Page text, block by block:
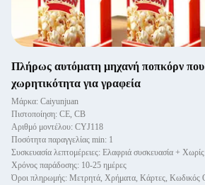
Πλήρως αυτόματη μηχανή ποπκόρν που
χωρητικότητα για γραφεία
Μάρκα: Caiyunjuan
Πιστοποίηση: CE, CB
Αριθμό μοντέλου: CYJ118
Ποσότητα παραγγελίας min: 1
Χρόνος παράδοσης: 10-25 ημέρες
Όροι πληρωμής: Μετρητά, Χρήματα, Κάρτες, Κωδικός